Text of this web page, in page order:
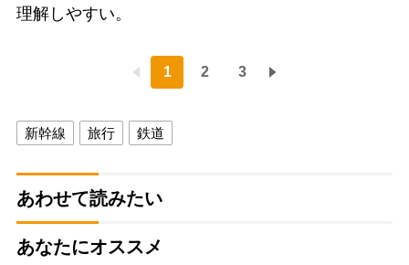
理解しやすい。
1 2 3
新幹線 旅行 鉄道
あわせて読みたい
あなたにオススメ